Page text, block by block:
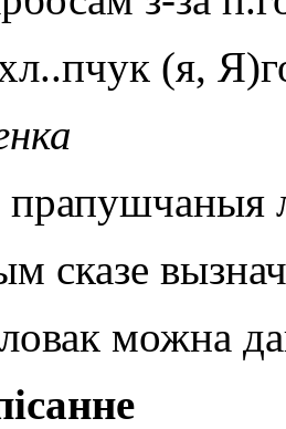
(я,
можна